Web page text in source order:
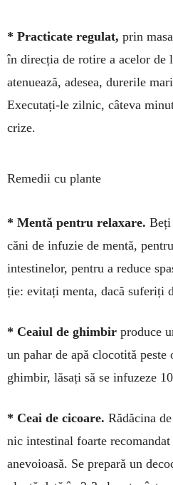
* Practicate regulat, prin
în direcția de rotire a acelor de
atenuează, adesea, durerile
Executați-le zilnic, câteva
crize.
Remedii cu plante
* Mentă pentru relaxare. Beți
căni de infuzie de mentă,
intestinelor, pentru a re­duce
ție: evitați menta, dacă sufe­riți
* Ceaiul de ghimbir produce
un pahar de apă clo­cotită
ghimbir, lăsați să se infuzeze
* Ceai de cicoare. Ră­dă­­ci­na
nic intestinal foarte
anevoioasă. Se prepară un